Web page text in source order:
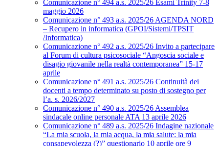
Comunicazione n° 494 a.s. 2025/26 Esami Trinity 7-8
maggio 2026
Comunicazione n° 493 a.s. 2025/26 AGENDA NORD
– Recupero in informatica (GPOI/Sistemi/TPSIT
/Informatica)
Comunicazione n° 492 a.s. 2025/26 Invito a partecipare
al Forum di cultura psicosociale “Angoscia sociale e
disagio giovanile nella realtà contemporanea” 15-17
aprile
Comunicazione n° 491 a.s. 2025/26 Continuità dei
docenti a tempo determinato su posto di sostegno per
l’a. s. 2026/2027
Comunicazione n° 490 a.s. 2025/26 Assemblea
sindacale online personale ATA 13 aprile 2026
Comunicazione n° 489 a.s. 2025/26 Indagine nazionale
“La mia scuola, la mia acqua, la mia salute: la mia
consapevolezza (?)” questionario 10 aprile ore 9